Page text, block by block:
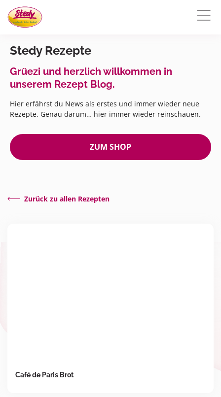
Stedy Rezepte
Grüezi und herzlich willkommen in
unserem Rezept Blog.
Hier erfährst du News als erstes und immer wieder neue
Rezepte. Genau darum… hier immer wieder reinschauen.
ZUM SHOP
Zurück zu allen Rezepten
Café de Paris Brot